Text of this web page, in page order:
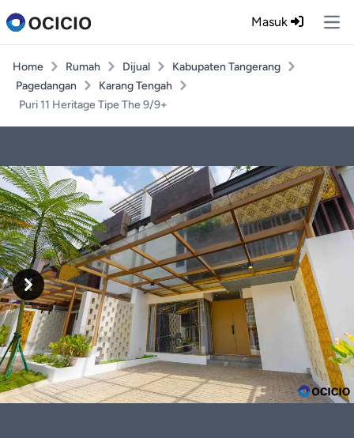
Masuk
Home Rumah Dijual
Kabupaten Tangerang
Pagedangan
Karang Tengah
Puri 11 Heritage Tipe The 9/9+
Previous
Next